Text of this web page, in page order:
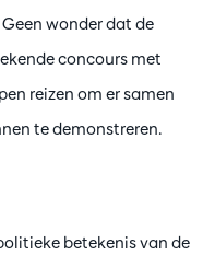
wonder dat de
concours met
reizen om er samen
te demonstreren.
betekenis van de